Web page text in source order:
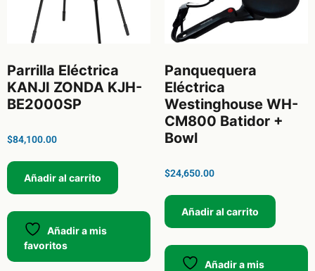
Parrilla Eléctrica
KANJI ZONDA KJH-
BE2000SP
$84,100.00
Añadir al carrito
Añadir a mis
favoritos
Panquequera
Eléctrica
Westinghouse WH-
CM800 Batidor +
Bowl
$24,650.00
Añadir al carrito
Añadir a mis